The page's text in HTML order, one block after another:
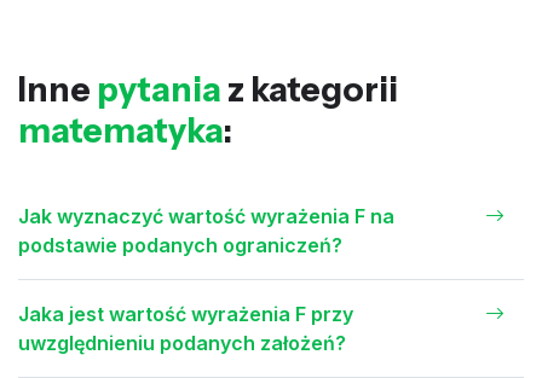
Inne pytania z kategorii
matematyka:
Jak wyznaczyć wartość wyrażenia F na
podstawie podanych ograniczeń?
Jaka jest wartość wyrażenia F przy
uwzględnieniu podanych założeń?